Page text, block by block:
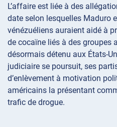
L’affaire est liée à des
date selon lesquelles Maduro
vénézuéliens auraient aidé à
de cocaïne liés à des groupes
désormais détenu aux États-
judiciaire se poursuit, ses
d’enlèvement à motivation
américains la présentant
trafic de drogue.